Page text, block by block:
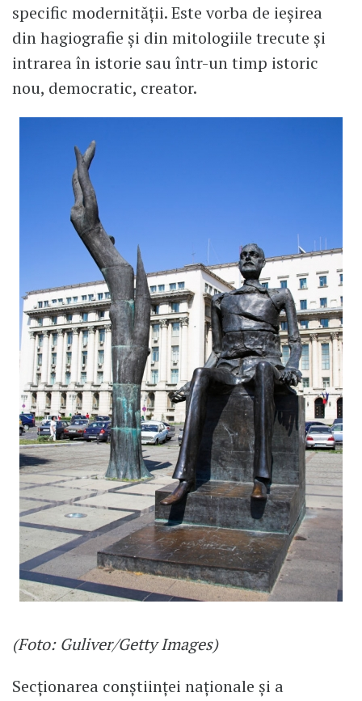
specific modernității. Este vorba de ieșirea
din hagiografie și din mitologiile trecute și
intrarea în istorie sau într-un timp istoric
nou, democratic, creator.
(Foto: Guliver/Getty Images)
Secționarea conștiinței naționale și a